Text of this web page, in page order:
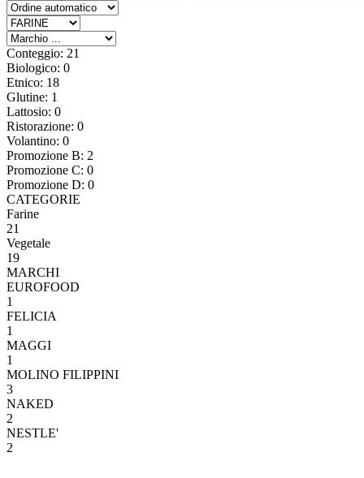
Conteggio: 21
Biologico: 0
Etnico: 18
Glutine: 1
Lattosio: 0
Ristorazione: 0
Volantino: 0
Promozione B: 2
Promozione C: 0
Promozione D: 0
CATEGORIE
Farine
21
Vegetale
19
MARCHI
EUROFOOD
1
FELICIA
1
MAGGI
1
MOLINO FILIPPINI
3
NAKED
2
NESTLE'
2